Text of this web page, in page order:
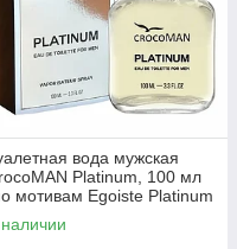
вода мужская
Platinum, 100 мл
мотивам Egoiste Platinum